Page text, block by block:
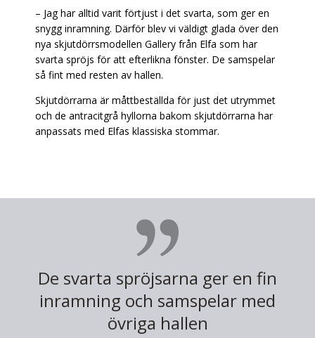
– Jag har alltid varit förtjust i det svarta, som ger en
snygg inramning. Därför blev vi väldigt glada över den
nya skjutdörrsmodellen Gallery från Elfa som har
svarta spröjs för att efterlikna fönster. De samspelar
så fint med resten av hallen.
Skjutdörrarna är måttbeställda för just det utrymmet
och de antracitgrå hyllorna bakom skjutdörrarna har
anpassats med Elfas klassiska stommar.
De svarta spröjsarna ger en fin
inramning och samspelar med
övriga hallen